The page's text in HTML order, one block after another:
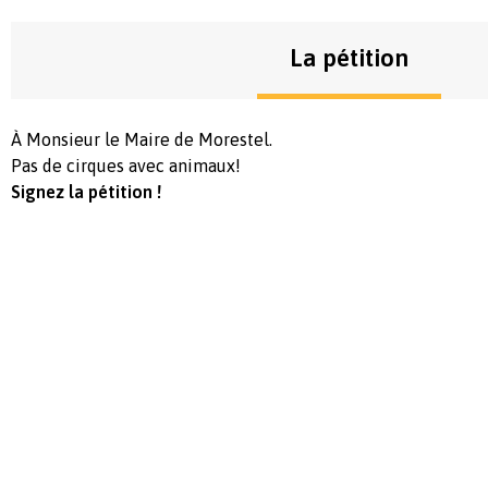
La pétition
À Monsieur le Maire de Morestel.
Pas de cirques avec animaux!
Signez la pétition !